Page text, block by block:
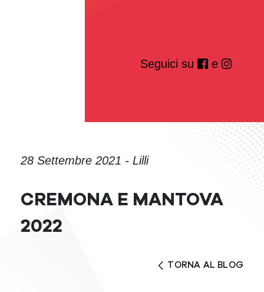
Seguici su e
28 Settembre 2021 - Lilli
CREMONA E MANTOVA
2022
TORNA AL BLOG